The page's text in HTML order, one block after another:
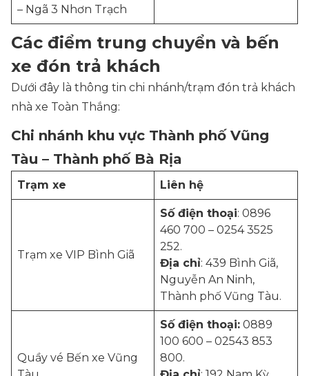
– Ngã 3 Nhơn Trạch
Các điểm trung chuyển và bến
xe đón trả khách
Dưới đây là thông tin chi nhánh/trạm đón trả khách
nhà xe Toàn Thắng:
Chi nhánh khu vực Thành phố Vũng
Tàu – Thành phố Bà Rịa
Trạm xe Liên hệ
Trạm xe VIP Bình Giã
Số điện thoại: 0896
460 700 – 0254 3525
252.
Địa chỉ: 439 Bình Giã,
Nguyễn An Ninh,
Thành phố Vũng Tàu.
Quầy vé Bến xe Vũng
Số điện thoại: 0889
100 600 – 02543 853
800.